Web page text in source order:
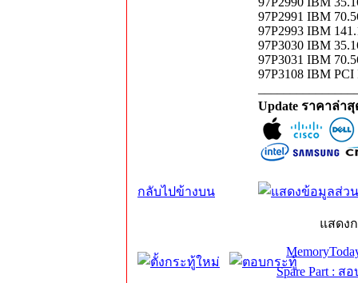
97P2991 IBM
97P2993 IBM
97P3030 IBM
97P3031 IBM
97P3108 IBM
Update ราคาล่า
กลับไปข้างบน
แสดง
Spare Part : ส